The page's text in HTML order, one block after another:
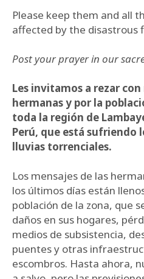
Please keep them and all
affected by the disastrous
Post your prayer in our
Les invitamos a rezar
hermanas y por la
toda la región de
Perú, que está sufriendo
lluvias torrenciales.
Los mensajes de las
los últimos días están
población de la zona, que
daños en sus hogares,
medios de subsistencia,
puentes y otras
escombros. Hasta ahora,